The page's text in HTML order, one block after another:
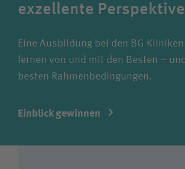
exzellente
Eine Ausbildung bei den BG
lernen von und mit den Besten –
besten Rahmenbedingungen.
Einblick gewinnen